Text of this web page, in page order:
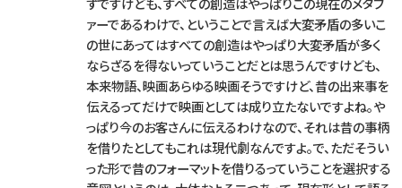
ァーであるわけで、ということで言えば大変矛盾の多いこ
の世にあってはすべての創造はやっぱり大変矛盾が多く
ならざるを得ないっていうことだとは思うんですけども、
本来物語、映画あらゆる映画そうですけど、昔の出来事を
伝えるってだけで映画としては成り立たないですよね。や
っぱり今のお客さんに伝えるわけなので、それは昔の事柄
を借りたとしてもこれは現代劇なんですよ。で、ただそうい
った形で昔のフォーマットを借りるっていうことを選択する